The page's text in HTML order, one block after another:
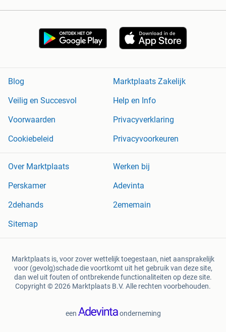
Blog
Marktplaats Zakelijk
Veilig en Succesvol
Help en Info
Voorwaarden
Privacyverklaring
Cookiebeleid
Privacyvoorkeuren
Over Marktplaats
Werken bij
Perskamer
Adevinta
2dehands
2ememain
Sitemap
Marktplaats is, voor zover wettelijk toegestaan, niet aansprakelijk
voor (gevolg)schade die voortkomt uit het gebruik van deze site,
dan wel uit fouten of ontbrekende functionaliteiten op deze site.
Copyright © 2026 Marktplaats B.V. Alle rechten voorbehouden.
een onderneming